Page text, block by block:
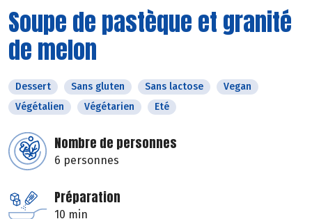
Soupe de pastèque et granité
de melon
Dessert Sans gluten Sans lactose
Vegan
Végétalien
Végétarien Eté
Nombre de personnes
6 personnes
Préparation
10 min